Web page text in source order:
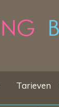
Tarieven